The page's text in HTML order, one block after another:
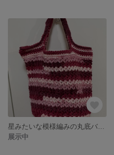
展示中